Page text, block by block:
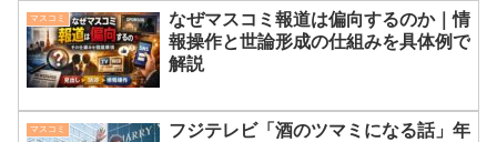
マスコミ
なぜマスコミ報道は偏向するのか｜情
報操作と世論形成の仕組みを具体例で
解説
マスコミ
フジテレビ「酒のツマミになる話」年